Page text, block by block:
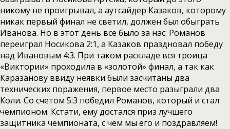
никому не проигрывал, а аутсайдер Казаков, которому
никак первый финал не светил, должен был обыграть
Иванова. Но в этот день все было за нас: Романов
переиграл Носикова 2:1, а Казаков праздновал победу
над Ивановым 4:3. При таком раскладе вся троица
«Виктории» проходила в «золотой» финал, а так как
Каразанову ввиду неявки были засчитаны два
технических поражения, первое место разыграли два
Коли. Со счетом 5:3 победил Романов, который и стал
чемпионом. Кстати, ему достался приз лучшего
защитника чемпионата, с чем мы его и поздравляем!